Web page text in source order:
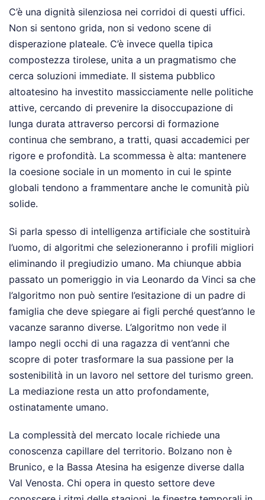
C’è una dignità silenziosa nei corridoi di questi uffici.
Non si sentono grida, non si vedono scene di
disperazione plateale. C’è invece quella tipica
compostezza tirolese, unita a un pragmatismo che
cerca soluzioni immediate. Il sistema pubblico
altoatesino ha investito massicciamente nelle politiche
attive, cercando di prevenire la disoccupazione di
lunga durata attraverso percorsi di formazione
continua che sembrano, a tratti, quasi accademici per
rigore e profondità. La scommessa è alta: mantenere
la coesione sociale in un momento in cui le spinte
globali tendono a frammentare anche le comunità più
solide.
Si parla spesso di intelligenza artificiale che sostituirà
l’uomo, di algoritmi che selezioneranno i profili migliori
eliminando il pregiudizio umano. Ma chiunque abbia
passato un pomeriggio in via Leonardo da Vinci sa che
l’algoritmo non può sentire l’esitazione di un padre di
famiglia che deve spiegare ai figli perché quest’anno le
vacanze saranno diverse. L’algoritmo non vede il
lampo negli occhi di una ragazza di vent’anni che
scopre di poter trasformare la sua passione per la
sostenibilità in un lavoro nel settore del turismo green.
La mediazione resta un atto profondamente,
ostinatamente umano.
La complessità del mercato locale richiede una
conoscenza capillare del territorio. Bolzano non è
Brunico, e la Bassa Atesina ha esigenze diverse dalla
Val Venosta. Chi opera in questo settore deve